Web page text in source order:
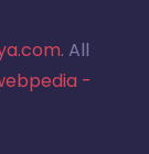
. All
-